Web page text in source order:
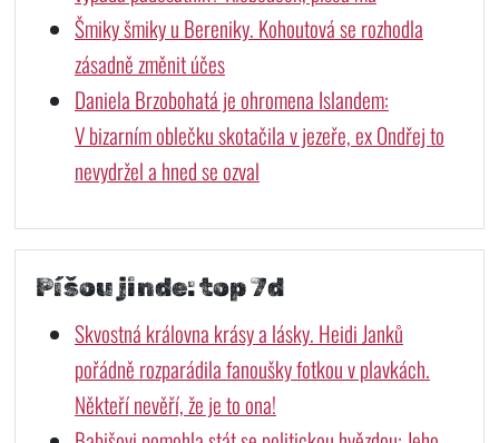
Šmiky šmiky u Bereniky. Kohoutová se rozhodla
zásadně změnit účes
Daniela Brzobohatá je ohromena Islandem:
V bizarním oblečku skotačila v jezeře, ex Ondřej to
nevydržel a hned se ozval
Píšou jinde: top 7d
Skvostná královna krásy a lásky. Heidi Janků
pořádně rozparádila fanoušky fotkou v plavkách.
Někteří nevěří, že je to ona!